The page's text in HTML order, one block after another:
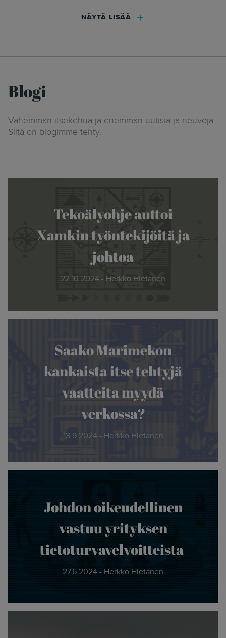
NÄYTÄ LISÄÄ
Blogi
Vähemmän itsekehua ja enemmän uutisia ja neuvoja.
Siitä on blogimme tehty.
Tekoälyohje auttoi
Xamkin työntekijöitä ja
johtoa
22.10.2024 - Herkko Hietanen
Saako Marimekon
kankaista itse tehtyjä
vaatteita myydä
verkossa?
13.9.2024 - Herkko Hietanen
Johdon oikeudellinen
vastuu yrityksen
tietoturvavelvoitteista
27.6.2024 - Herkko Hietanen